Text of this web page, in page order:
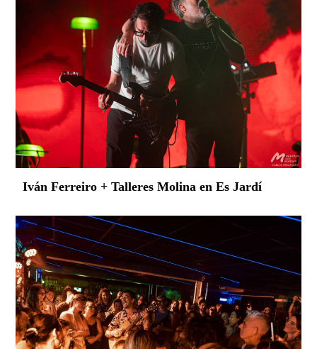
Iván Ferreiro + Talleres Molina en Es Jardí